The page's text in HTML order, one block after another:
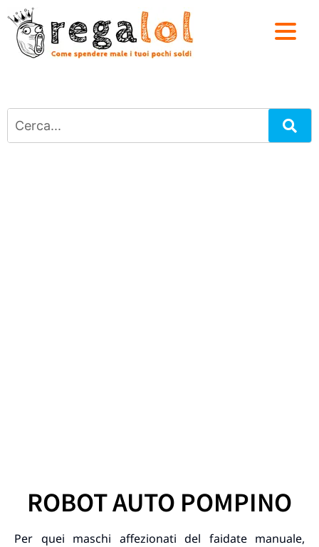
ROBOT AUTO POMPINO
Per quei maschi affezionati del faidate manuale,